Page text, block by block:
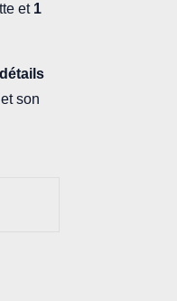
et 1
détails
son